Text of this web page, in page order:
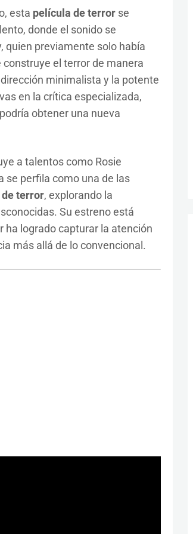
esta película de terrorse
donde el sonido se
quien previamente solo había
el terror de manera
minimalista y la potente
en la crítica especializada,
obtener una nueva
a talentos como Rosie
se perfila como una de las
terror, explorando la
Su estreno está
ha logrado capturar la atención
más allá de lo convencional.